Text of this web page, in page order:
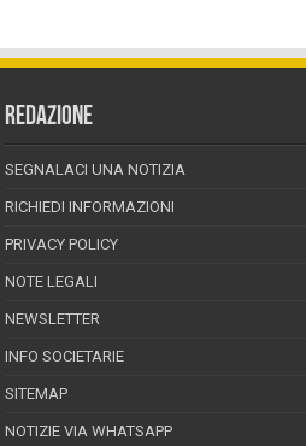
REDAZIONE
SEGNALACI UNA NOTIZIA
RICHIEDI INFORMAZIONI
PRIVACY POLICY
NOTE LEGALI
NEWSLETTER
INFO SOCIETARIE
SITEMAP
NOTIZIE VIA WHATSAPP